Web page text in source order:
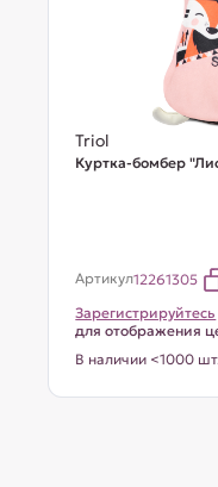
Triol
Куртка-бомбер
Артикул12261305
Зарегистрируйтесь
для отображения
В наличии <1000